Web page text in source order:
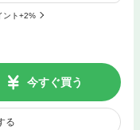
ント+2%
今すぐ買う
る